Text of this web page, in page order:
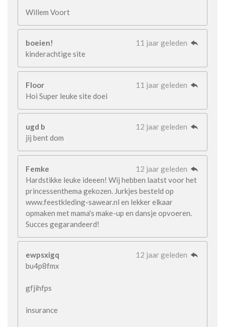
Willem Voort
boeien!
11 jaar geleden
kinderachtige site
Floor
11 jaar geleden
Hoi Super leuke site doei
ugd b
12 jaar geleden
jij bent dom
Femke
12 jaar geleden
Hardstikke leuke ideeen! Wij hebben laatst voor het
princessenthema gekozen. Jurkjes besteld op
www.feestkleding-sawear.nl en lekker elkaar
opmaken met mama's make-up en dansje opvoeren.
Succes gegarandeerd!
ewpsxigq
12 jaar geleden
bu4p8fmx
gfjihfps
insurance